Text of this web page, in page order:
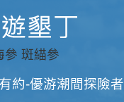
約-優游潮間探險者